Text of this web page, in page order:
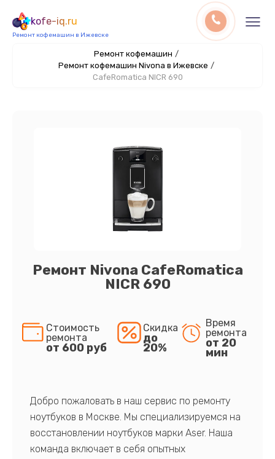
kofe-iq.ru
Ремонт кофемашин в Ижевске
Ремонт кофемашин /
Ремонт кофемашин Nivona в Ижевске /
CafeRomatica NICR 690
Ремонт Nivona CafeRomatica
NICR 690
Стоимость
ремонта
от 600 руб
Скидка
до
20%
Время
ремонта
от 20
мин
Добро пожаловать в наш сервис по ремонту
ноутбуков в Москве. Мы специализируемся на
восстановлении ноутбуков марки Aser. Наша
команда включает в себя опытных